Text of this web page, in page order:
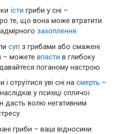
їсти гриби у сні –
те, що вона може втратити
захоплення.
суп з грибами або смажені
– можете впасти в глибоку
поганому настрою.
і отруїтися уві сні на смерть –
у психіці сплячої
дасть волю негативним
гриби – ваші відносини